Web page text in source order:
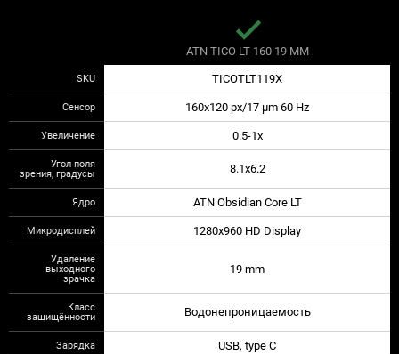
done
ATN TICO LT 160 19 MM
SKU TICOTLT119X
Сенсор 160x120 px/17 µm 60 Hz
Увеличение 0.5-1x
Угол поля
зрения, градусы 8.1x6.2
Ядро ATN Obsidian Core LT
Микродисплей 1280x960 HD Display
Удаление
выходного
зрачка
19 mm
Класс
защищённости Водонепроницаемость
Зарядка USB, type C